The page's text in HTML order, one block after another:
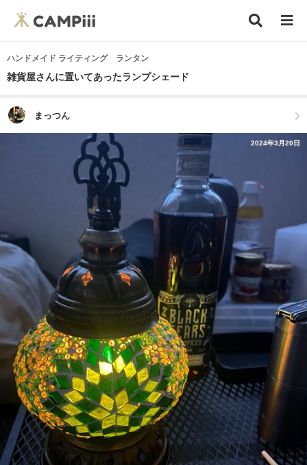
ハンドメイド ライティング ランタン
雑貨屋さんに置いてあったランプシェード
まっつん
2024年3月20日